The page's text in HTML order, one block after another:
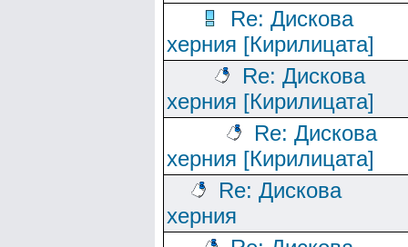
Re: Дискова
херния [Кирилицата]
Re: Дискова
херния [Кирилицата]
Re: Дискова
херния [Кирилицата]
Re: Дискова
херния